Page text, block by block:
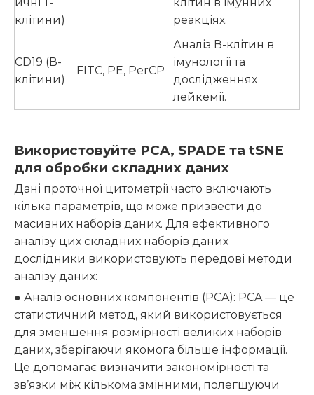
клітини)
реакціях.
CD19 (В-
клітини)
FITC, PE, PerCP
Аналіз В-клітин в
імунології та
дослідженнях
лейкемії.
Використовуйте PCA, SPADE та tSNE
для обробки складних даних
Дані проточної цитометрії часто включають
кілька параметрів, що може призвести до
масивних наборів даних. Для ефективного
аналізу цих складних наборів даних
дослідники використовують передові методи
аналізу даних:
● Аналіз основних компонентів (PCA): PCA — це
статистичний метод, який використовується
для зменшення розмірності великих наборів
даних, зберігаючи якомога більше інформації.
Це допомагає визначити закономірності та
зв’язки між кількома змінними, полегшуючи